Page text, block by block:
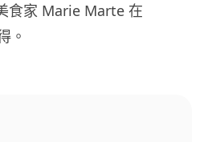
食家 Marie Marte 在
。